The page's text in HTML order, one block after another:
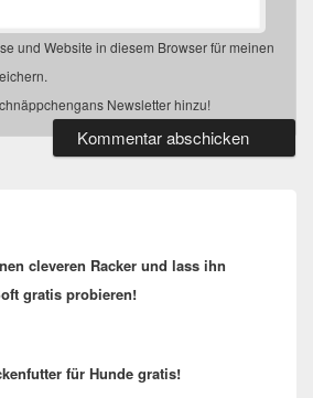
und Website in diesem Browser für meinen
Newsletter hinzu!
cleveren Racker und lass ihn
gratis probieren!
für Hunde gratis!